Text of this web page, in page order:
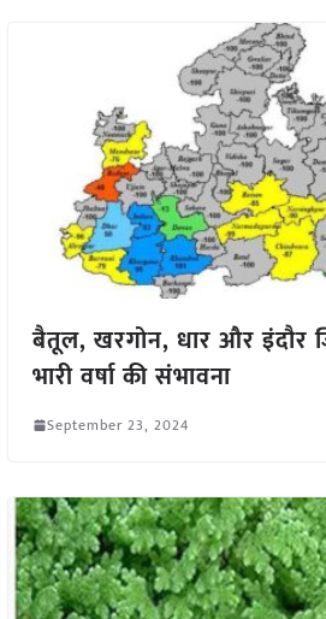
बैतूल, खरगोन, धार और इंदौर
भारी वर्षा की संभावना
September 23, 2024